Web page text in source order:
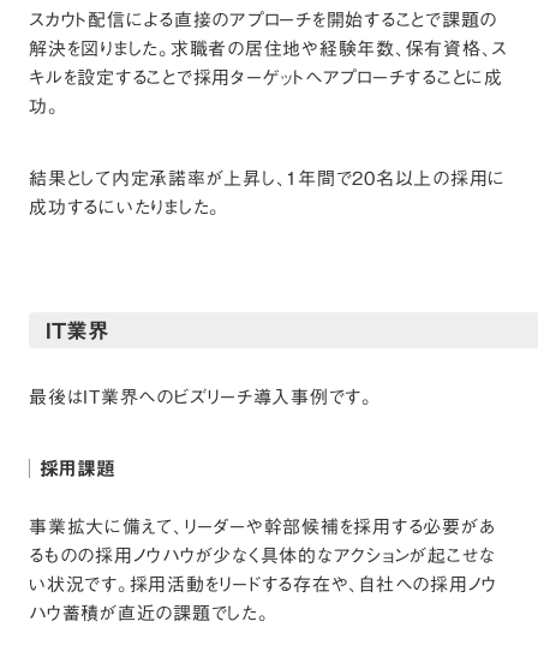
スカウト配信による直接のアプローチを開始することで課題の
解決を図りました。求職者の居住地や経験年数、保有資格、ス
キルを設定することで採用ターゲットへアプローチすることに成
功。
結果として内定承諾率が上昇し、1年間で20名以上の採用に
成功するにいたりました。
IT業界
最後はIT業界へのビズリーチ導入事例です。
採用課題
事業拡大に備えて、リーダーや幹部候補を採用する必要があ
るものの採用ノウハウが少なく具体的なアクションが起こせな
い状況です。採用活動をリードする存在や、自社への採用ノウ
ハウ蓄積が直近の課題でした。